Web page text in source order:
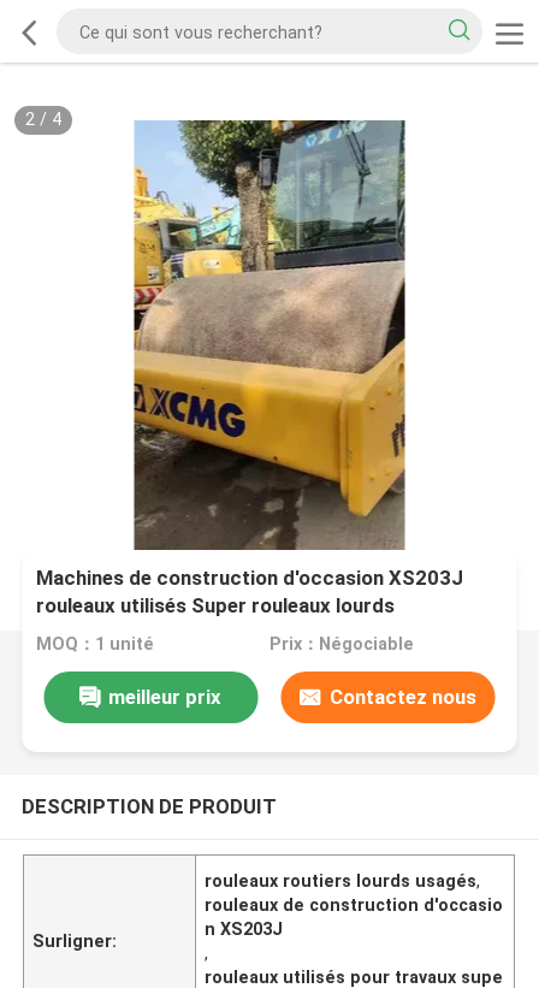
2/ 4
Machines de construction d'occasion XS203J
rouleaux utilisés Super rouleaux lourds
MOQ：1 unité Prix：Négociable
meilleur prix Contactez nous
DESCRIPTION DE PRODUIT
Surligner:
rouleaux routiers lourds usagés,
rouleaux de construction d'occasio
n XS203J
,
rouleaux utilisés pour travaux supe